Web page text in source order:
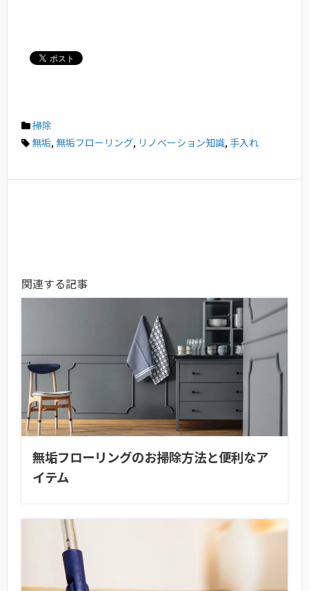
掃除
無垢, 無垢フローリング, リノベーション知識, 手入れ
関連する記事
無垢フローリングのお掃除方法と便利なア
イテム